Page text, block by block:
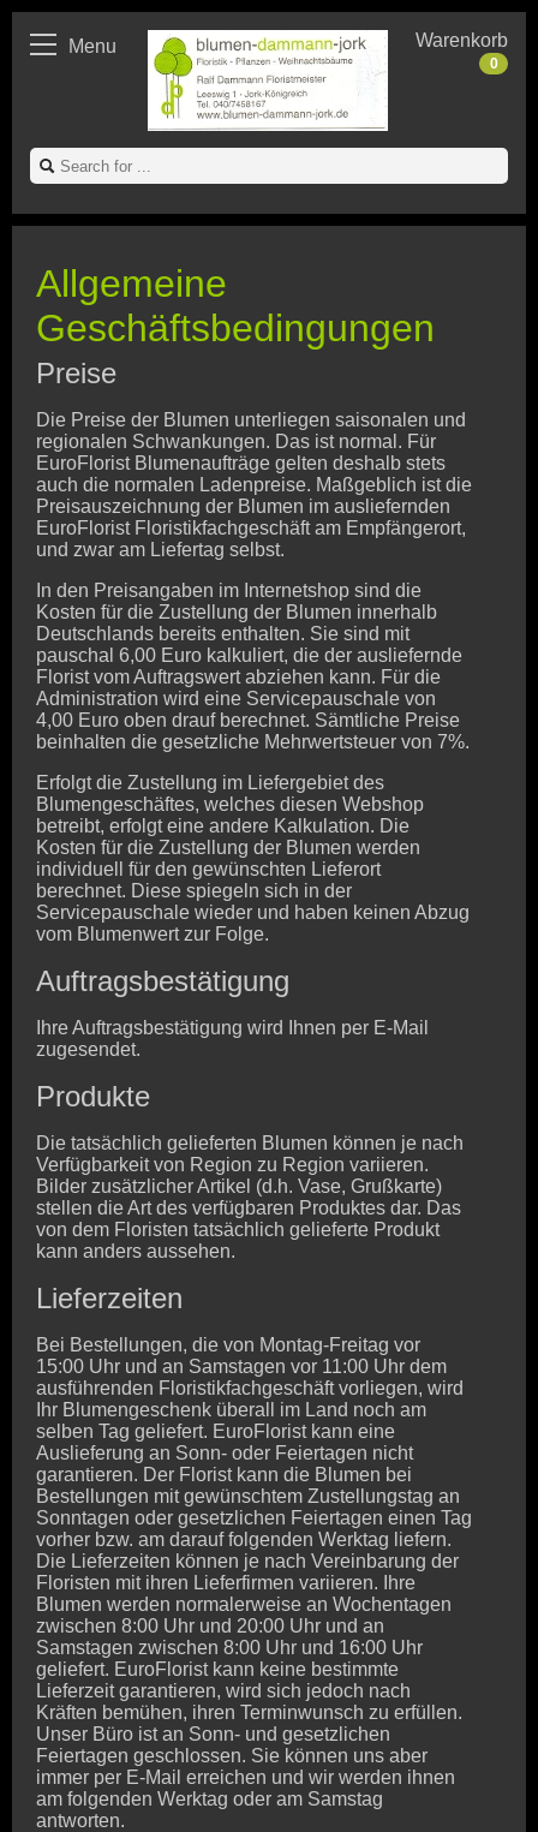
Menu Warenkorb
0
Allgemeine
Geschäftsbedingungen
Preise
Die Preise der Blumen unterliegen saisonalen und
regionalen Schwankungen. Das ist normal. Für
EuroFlorist Blumenaufträge gelten deshalb stets
auch die normalen Ladenpreise. Maßgeblich ist die
Preisauszeichnung der Blumen im ausliefernden
EuroFlorist Floristikfachgeschäft am Empfängerort,
und zwar am Liefertag selbst.
In den Preisangaben im Internetshop sind die
Kosten für die Zustellung der Blumen innerhalb
Deutschlands bereits enthalten. Sie sind mit
pauschal 6,00 Euro kalkuliert, die der ausliefernde
Florist vom Auftragswert abziehen kann. Für die
Administration wird eine Servicepauschale von
4,00 Euro oben drauf berechnet. Sämtliche Preise
beinhalten die gesetzliche Mehrwertsteuer von 7%.
Erfolgt die Zustellung im Liefergebiet des
Blumengeschäftes, welches diesen Webshop
betreibt, erfolgt eine andere Kalkulation. Die
Kosten für die Zustellung der Blumen werden
individuell für den gewünschten Lieferort
berechnet. Diese spiegeln sich in der
Servicepauschale wieder und haben keinen Abzug
vom Blumenwert zur Folge.
Auftragsbestätigung
Ihre Auftragsbestätigung wird Ihnen per E-Mail
zugesendet.
Produkte
Die tatsächlich gelieferten Blumen können je nach
Verfügbarkeit von Region zu Region variieren.
Bilder zusätzlicher Artikel (d.h. Vase, Grußkarte)
stellen die Art des verfügbaren Produktes dar. Das
von dem Floristen tatsächlich gelieferte Produkt
kann anders aussehen.
Lieferzeiten
Bei Bestellungen, die von Montag-Freitag vor
15:00 Uhr und an Samstagen vor 11:00 Uhr dem
ausführenden Floristikfachgeschäft vorliegen, wird
Ihr Blumengeschenk überall im Land noch am
selben Tag geliefert. EuroFlorist kann eine
Auslieferung an Sonn- oder Feiertagen nicht
garantieren. Der Florist kann die Blumen bei
Bestellungen mit gewünschtem Zustellungstag an
Sonntagen oder gesetzlichen Feiertagen einen Tag
vorher bzw. am darauf folgenden Werktag liefern.
Die Lieferzeiten können je nach Vereinbarung der
Floristen mit ihren Lieferfirmen variieren. Ihre
Blumen werden normalerweise an Wochentagen
zwischen 8:00 Uhr und 20:00 Uhr und an
Samstagen zwischen 8:00 Uhr und 16:00 Uhr
geliefert. EuroFlorist kann keine bestimmte
Lieferzeit garantieren, wird sich jedoch nach
Kräften bemühen, ihren Terminwunsch zu erfüllen.
Unser Büro ist an Sonn- und gesetzlichen
Feiertagen geschlossen. Sie können uns aber
immer per E-Mail erreichen und wir werden ihnen
am folgenden Werktag oder am Samstag
antworten.